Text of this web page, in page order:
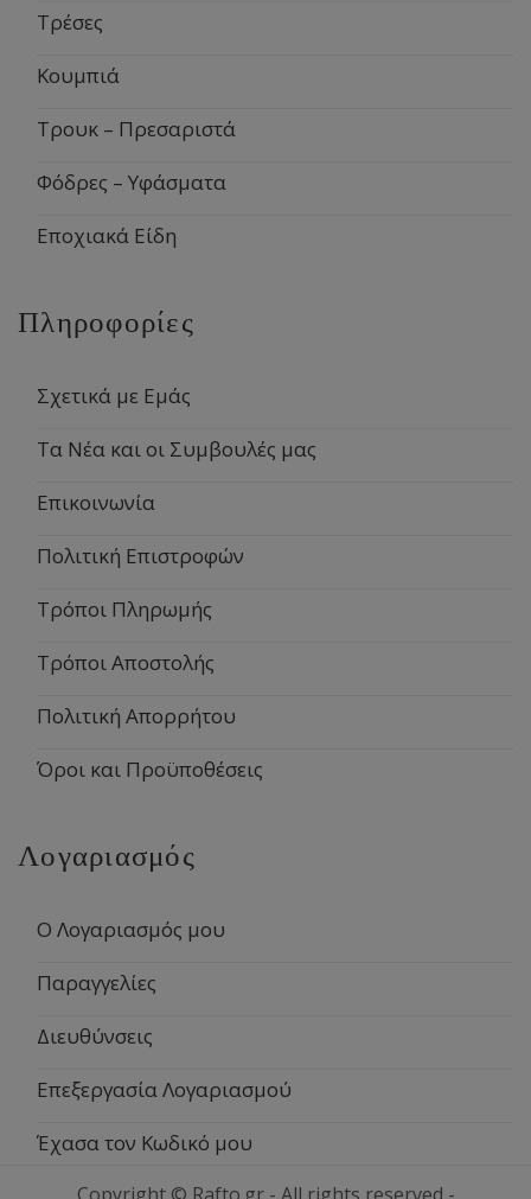
Τρέσες
Κουμπιά
Τρουκ – Πρεσαριστά
Φόδρες – Υφάσματα
Εποχιακά Είδη
Πληροφορίες
Σχετικά με Εμάς
Τα Νέα και οι Συμβουλές μας
Επικοινωνία
Πολιτική Επιστροφών
Τρόποι Πληρωμής
Τρόποι Αποστολής
Πολιτική Απορρήτου
Όροι και Προϋποθέσεις
Λογαριασμός
Ο Λογαριασμός μου
Παραγγελίες
Διευθύνσεις
Επεξεργασία Λογαριασμού
Έχασα τον Κωδικό μου